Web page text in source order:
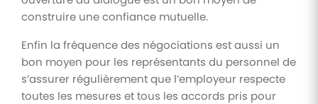
construire une confiance mutuelle.
Enfin la fréquence des négociations est aussi un
bon moyen pour les représentants du personnel de
s’assurer régulièrement que l’employeur respecte
toutes les mesures et tous les accords pris pour